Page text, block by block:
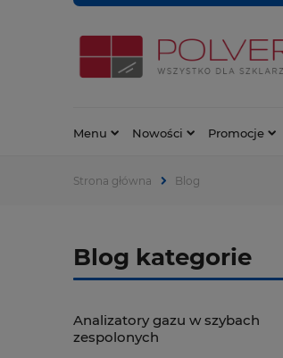
Menu Nowości Promocje
Strona główna Blog
Blog kategorie
Analizatory gazu w szybach
zespolonych